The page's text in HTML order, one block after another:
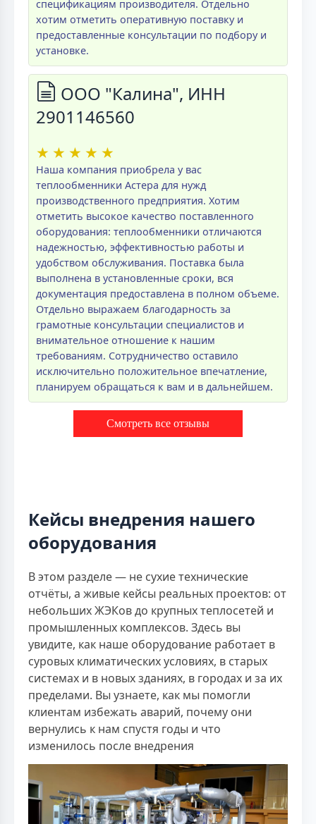
спецификациям производителя. Отдельно
хотим отметить оперативную поставку и
предоставленные консультации по подбору и
установке.
ООО "Калина", ИНН
2901146560
★ ★ ★ ★ ★
Наша компания приобрела у вас
теплообменники Астера для нужд
производственного предприятия. Хотим
отметить высокое качество поставленного
оборудования: теплообменники отличаются
надежностью, эффективностью работы и
удобством обслуживания. Поставка была
выполнена в установленные сроки, вся
документация предоставлена в полном объеме.
Отдельно выражаем благодарность за
грамотные консультации специалистов и
внимательное отношение к нашим
требованиям. Сотрудничество оставило
исключительно положительное впечатление,
планируем обращаться к вам и в дальнейшем.
Смотреть все отзывы
Кейсы внедрения нашего
оборудования
В этом разделе — не сухие технические
отчёты, а живые кейсы реальных проектов: от
небольших ЖЭКов до крупных теплосетей и
промышленных комплексов. Здесь вы
увидите, как наше оборудование работает в
суровых климатических условиях, в старых
системах и в новых зданиях, в городах и за их
пределами. Вы узнаете, как мы помогли
клиентам избежать аварий, почему они
вернулись к нам спустя годы и что
изменилось после внедрения